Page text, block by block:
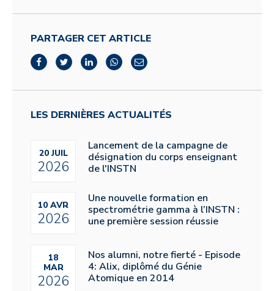
PARTAGER CET ARTICLE
LES DERNIÈRES ACTUALITÉS
20 JUIL
2026
Lancement de la campagne de
désignation du corps enseignant
de l'INSTN
10 AVR
2026
Une nouvelle formation en
spectrométrie gamma à l’INSTN :
une première session réussie
18
MAR
2026
Nos alumni, notre fierté - Episode
4: Alix, diplômé du Génie
Atomique en 2014